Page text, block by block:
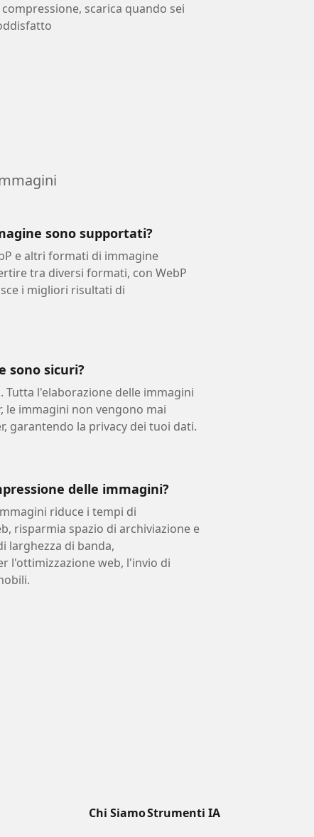
compressione, scarica quando sei
sono supportati?
e altri formati di immagine
tra diversi formati, con WebP
i migliori risultati di
sono sicuri?
Tutta l'elaborazione delle immagini
le immagini non vengono mai
garantendo la privacy dei tuoi dati.
delle immagini?
riduce i tempi di
risparmia spazio di archiviazione e
larghezza di banda,
l'ottimizzazione web, l'invio di
Chi SiamoStrumenti IA